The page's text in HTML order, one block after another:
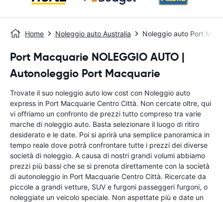
Home Noleggio auto Australia Noleggio auto Port
Port Macquarie NOLEGGIO AUTO |
Autonoleggio Port Macquarie
Trovate il suo noleggio auto low cost con Noleggio auto
express in Port Macquarie Centro Città. Non cercate oltre, qui
vi offriamo un confronto de prezzi tutto compreso tra varie
marche di noleggio auto. Basta selezionare il luogo di ritiro
desiderato e le date. Poi si aprirà una semplice panoramica in
tempo reale dove potrà confrontare tutte i prezzi dei diverse
società di noleggio. A causa di nostri grandi volumi abbiamo
prezzi più bassi che se si prenota direttamente con la società
di autonoleggio in Port Macquarie Centro Città. Ricercate da
piccole a grandi vetture, SUV e furgoni passeggeri furgoni, o
noleggiate un veicolo speciale. Non aspettate più e date un